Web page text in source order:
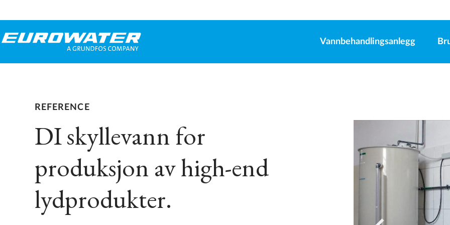
Vannbehandlingsanlegg
REFERENCE
DI skyllevann for
produksjon av high-end
lydprodukter.